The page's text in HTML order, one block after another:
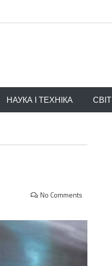
НАУКА І ТЕХНІКА СВІТ
No Comments